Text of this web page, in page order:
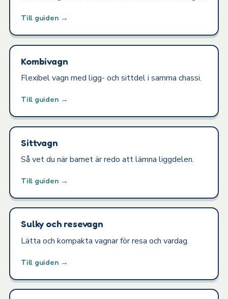
Till guiden →
Kombivagn
Flexibel vagn med ligg- och sittdel i samma chassi.
Till guiden →
Sittvagn
Så vet du när barnet är redo att lämna liggdelen.
Till guiden →
Sulky och resevagn
Lätta och kompakta vagnar för resa och vardag.
Till guiden →